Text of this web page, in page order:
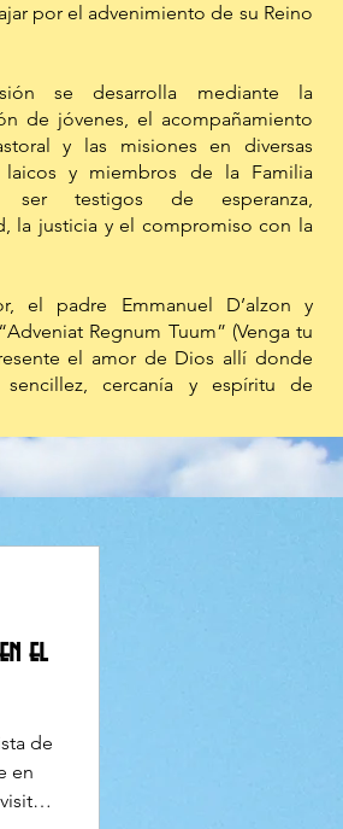
por el advenimiento de su Reino
se desarrolla mediante la
de jóvenes, el acompañamiento
y las misiones en diversas
y miembros de la Familia
ser testigos de esperanza,
la justicia y el compromiso con la
el padre Emmanuel D’alzon y
Regnum Tuum” (Venga tu
el amor de Dios allí donde
cercanía y espíritu de
el
de
en